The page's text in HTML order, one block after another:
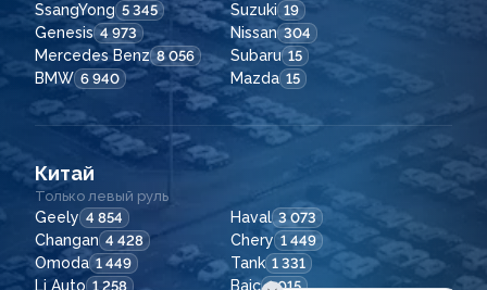
SsangYong 5 345 Suzuki 19
Genesis 4 973 Nissan 304
Mercedes Benz 8 056 Subaru 15
BMW 6 940 Mazda 15
Китай
Только левый руль
Geely 4 854 Haval 3 073
Changan 4 428 Chery 1 449
Omoda 1 449 Tank 1 331
Li Auto 1 258 Baic 1 015